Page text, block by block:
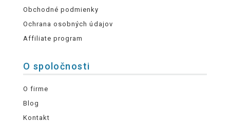
Obchodné podmienky
Ochrana osobných údajov
Affiliate program
O spoločnosti
O firme
Blog
Kontakt